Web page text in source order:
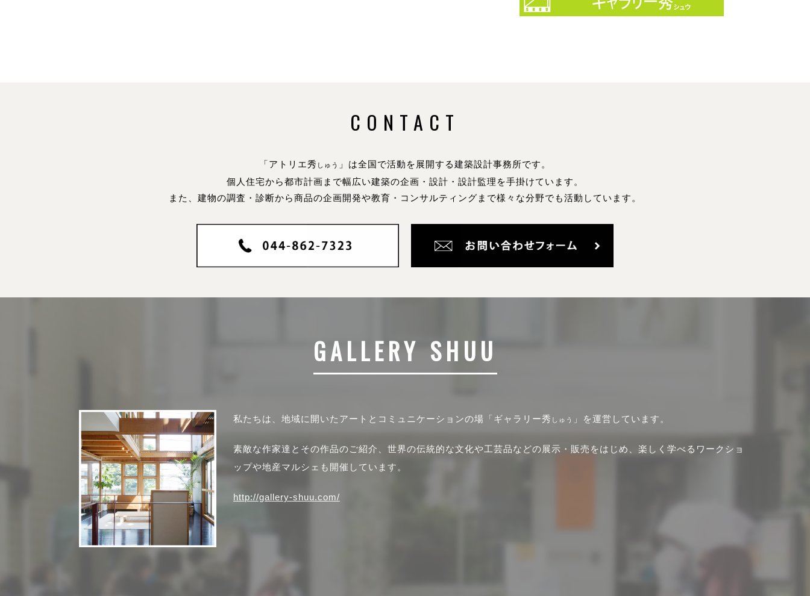
CONTACT
「アトリエ秀 しゅう
」は全国で活動を展開する建築設計事務所です。
個人住宅から都市計画まで幅広い建築の企画・設計・設計監理を手掛けています。
また、建物の調査・診断から商品の企画開発や教育・コンサルティングまで様々な分野でも活動しています。
GALLERY SHUU
私たちは、地域に開いたアートとコミュニケーションの場「ギャラリー秀 しゅう 」を運営しています。
素敵な作家達とその作品のご紹介、世界の伝統的な文化や工芸品などの展示・販売をはじめ、楽しく学べるワークショ
ップや地産マルシェも開催しています。
http://gallery-shuu.com/